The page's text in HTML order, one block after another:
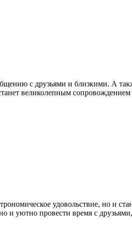
с друзьями и близкими. А
великолепным
удовольствие, но и
уютно провести время с